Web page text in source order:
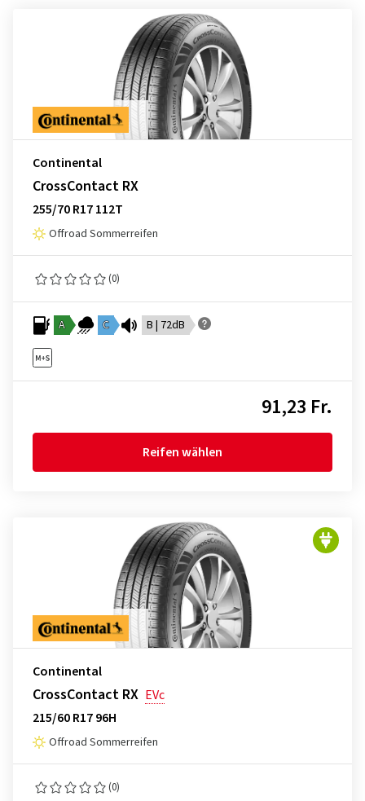
Continental
CrossContact RX
255/70 R17 112T
Offroad Sommerreifen
(0)
A C B | 72dB
91,23 Fr.
Reifen wählen
Continental
CrossContact RX EVc
215/60 R17 96H
Offroad Sommerreifen
(0)